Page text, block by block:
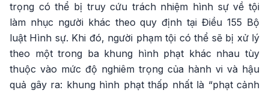
trọng có thể bị truy cứu trách nhiệm hình sự về tội
làm nhục người khác theo quy định tại Điều 155 Bộ
luật Hình sự. Khi đó, người phạm tội có thể sẽ bị xử lý
theo một trong ba khung hình phạt khác nhau tùy
thuộc vào mức độ nghiêm trọng của hành vi và hậu
quả gây ra: khung hình phạt thấp nhất là “phạt cảnh